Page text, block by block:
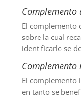
Complemento
El complemento
sobre la cual
identificarlo se
Complemento
El complemento
en tanto se